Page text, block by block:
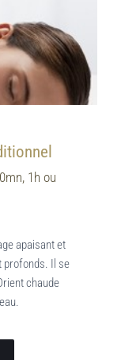
1h ou
apaisant et
profonds. Il se
chaude